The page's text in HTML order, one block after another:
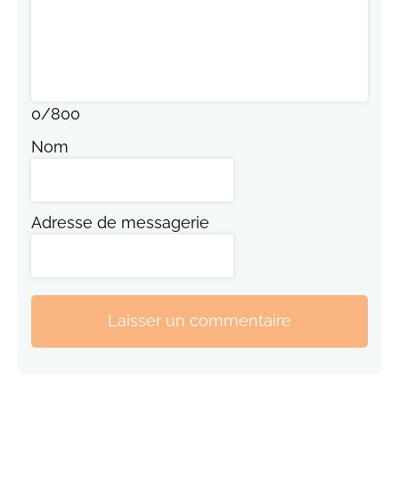
0/800
Nom
Adresse de messagerie
Laisser un commentaire